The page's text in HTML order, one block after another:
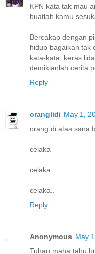
KPN kata tak mau
buatlah kamu
Bercakap dengan
hidup bagaikan tak
kata-kata, keras
demikianlah cerita
Reply
oranglidi May 1,
orang di atas sana
celaka
celaka
celaka..
Reply
Anonymous May
Tuhan maha tahu